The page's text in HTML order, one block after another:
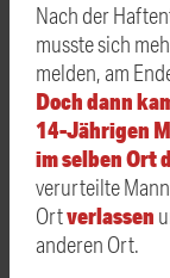
Nach der
musste sich
melden, am
Doch dann
14-Jährigen
im selben Ort
verurteilte
Ortverlassen
anderen Ort.